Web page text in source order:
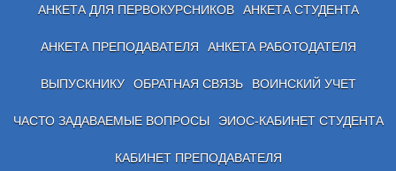
АНКЕТА ДЛЯ ПЕРВОКУРСНИКОВ АНКЕТА СТУДЕНТА
АНКЕТА ПРЕПОДАВАТЕЛЯ АНКЕТА РАБОТОДАТЕЛЯ
ВЫПУСКНИКУ ОБРАТНАЯ СВЯЗЬ ВОИНСКИЙ УЧЕТ
ЧАСТО ЗАДАВАЕМЫЕ ВОПРОСЫ ЭИОС-КАБИНЕТ СТУДЕНТА
КАБИНЕТ ПРЕПОДАВАТЕЛЯ